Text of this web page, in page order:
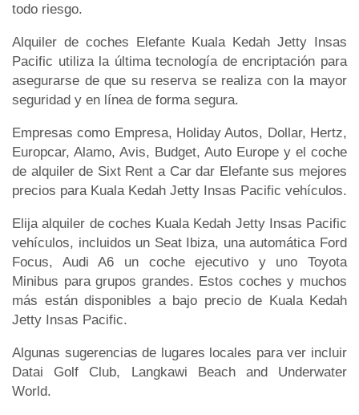
todo riesgo.
Alquiler de coches Elefante Kuala Kedah Jetty Insas
Pacific utiliza la última tecnología de encriptación para
asegurarse de que su reserva se realiza con la mayor
seguridad y en línea de forma segura.
Empresas como Empresa, Holiday Autos, Dollar, Hertz,
Europcar, Alamo, Avis, Budget, Auto Europe y el coche
de alquiler de Sixt Rent a Car dar Elefante sus mejores
precios para Kuala Kedah Jetty Insas Pacific vehículos.
Elija alquiler de coches Kuala Kedah Jetty Insas Pacific
vehículos, incluidos un Seat Ibiza, una automática Ford
Focus, Audi A6 un coche ejecutivo y uno Toyota
Minibus para grupos grandes. Estos coches y muchos
más están disponibles a bajo precio de Kuala Kedah
Jetty Insas Pacific.
Algunas sugerencias de lugares locales para ver incluir
Datai Golf Club, Langkawi Beach and Underwater
World.